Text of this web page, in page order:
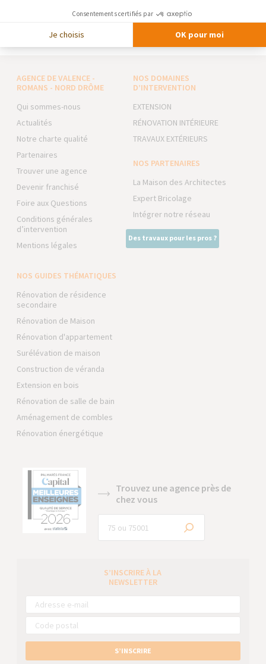
leur impact écologique.
Visiter le site de notre partenaire :Weber — Façade
AGENCE DE VALENCE -
ROMANS - NORD DRÔME
Qui sommes-nous
Actualités
Notre charte qualité
Partenaires
Trouver une agence
Devenir franchisé
Foire aux Questions
Conditions générales
d’intervention
Mentions légales
NOS DOMAINES
D’INTERVENTION
EXTENSION
RÉNOVATION INTÉRIEURE
TRAVAUX EXTÉRIEURS
NOS PARTENAIRES
La Maison des Architectes
Expert Bricolage
Intégrer notre réseau
Des travaux pour les pros ?
NOS GUIDES THÉMATIQUES
Rénovation de résidence
secondaire
Rénovation de Maison
Rénovation d'appartement
Surélévation de maison
Construction de véranda
Extension en bois
Rénovation de salle de bain
Aménagement de combles
Rénovation énergétique
Trouvez une agence près de
chez vous
S’INSCRIRE À LA
NEWSLETTER
S’INSCRIRE
Consentements certifiés par
Je choisis OK pour moi